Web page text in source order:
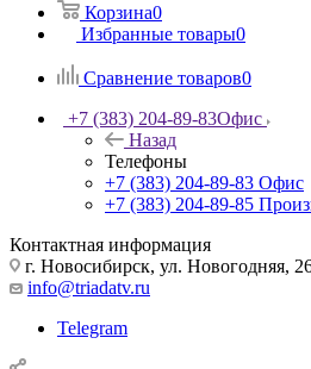
Корзина0
Избранные товары0
Сравнение товаров0
+7 (383) 204-89-83Офис
Назад
Телефоны
+7 (383) 204-89-83 Офис
+7 (383) 204-89-85
Контактная информация
г. Новосибирск, ул. Новогодняя,
info@triadatv.ru
Telegram